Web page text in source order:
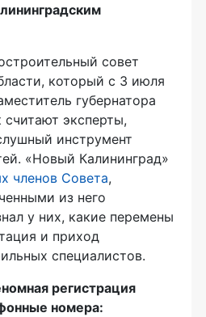
совет
который с 3 июля
губернатора
эксперты,
инструмент
«Новый Калининград»
членов Совета,
из него
у них, какие перемены
и приход
специалистов.
регистрация
номера: